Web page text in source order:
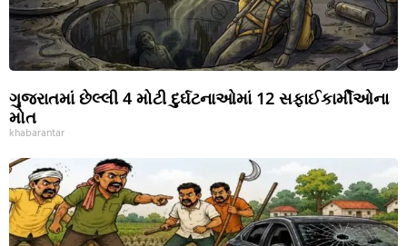
ગુજરાતમાં છેલ્લી 4 મોટી દુર્ઘટનાઓમાં 12 સફાઈકાર્મીઓના
મોત
khabarantar